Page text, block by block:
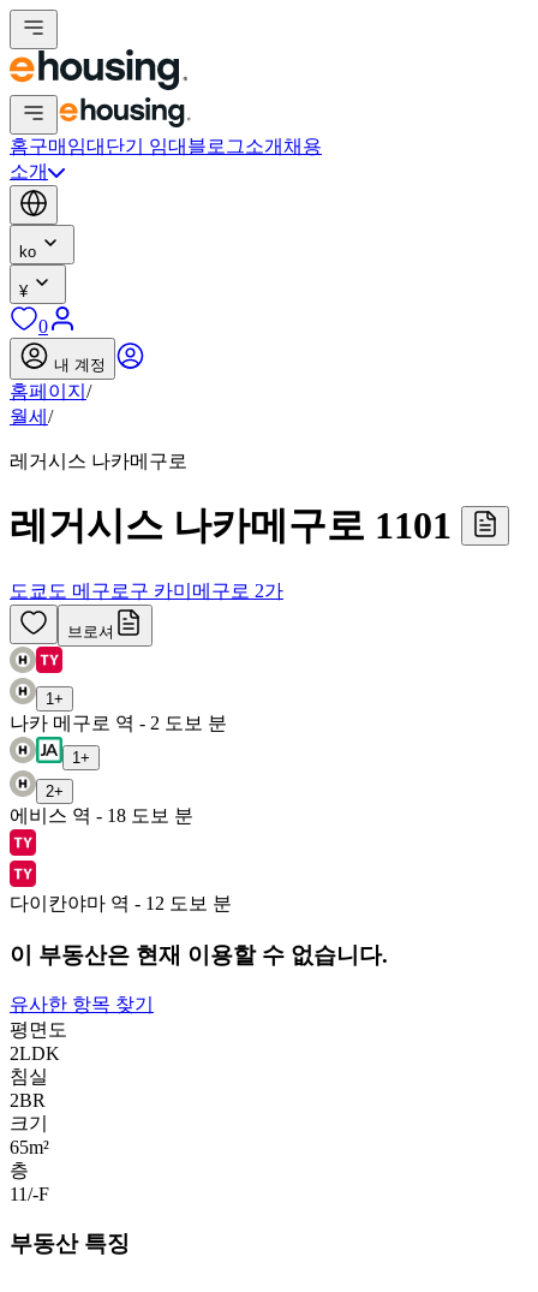
홈구매 임대 단기 임대 블로그소개 채용
소개
ko
¥
0
내 계정
홈페이지 /
월세 /
레거시스 나카메구로
레거시스 나카메구로 1101
도쿄도 메구로구 카미메구로 2가
브로셔
1 +
나카 메구로 역 - 2 도보 분
1 +
2+
에비스 역 - 18 도보 분
다이칸야마 역 - 12 도보 분
이 부동산은 현재 이용할 수 없습니다.
유사한 항목 찾기
평면도
2LDK
침실
2BR
크기
65m²
층
11/-F
부동산 특징